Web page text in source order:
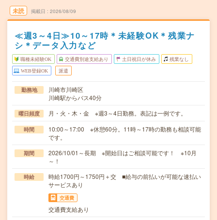
未読 掲載日 2026/08/09
≪週3～4日≫10～17時＊未経験OK＊残業ナ
シ＊データ入力など
職種未経験OK 交通費別途支給あり 土日祝日が休み 残業なし
WEB登録OK 派遣
勤務地
川崎市川崎区
川崎駅からバス40分
曜日頻度 月・火・木・金 ※週3～4日勤務。表記は一例です。
時間
10:00～17:00 ※休憩60分。11時～17時の勤務も相談可能
です。
期間
2026/10/01～長期 ※開始日はご相談可能です！ ※10月
～！
時給
時給1700円～1750円＋交 ■給与の前払いが可能な速払い
サービスあり
交通費
交通費支給あり